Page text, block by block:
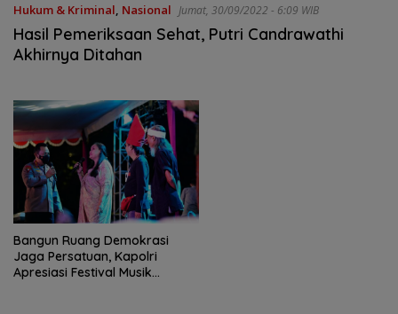
Hukum & Kriminal, Nasional Jumat, 30/09/2022 - 6:09 WIB
Hasil Pemeriksaan Sehat, Putri Candrawathi
Akhirnya Ditahan
Bangun Ruang Demokrasi
Jaga Persatuan, Kapolri
Apresiasi Festival Musik